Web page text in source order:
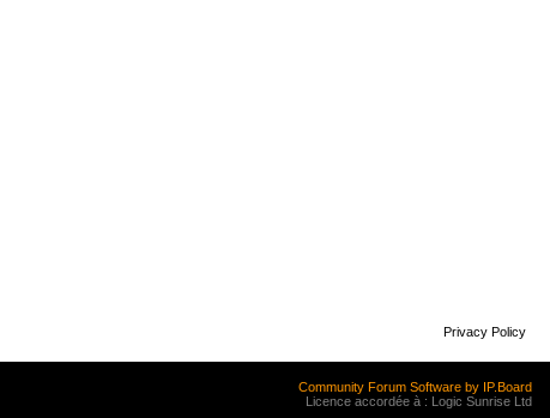
Privacy Policy
Community Forum Software by IP.Board
Licence accordée à : Logic Sunrise Ltd